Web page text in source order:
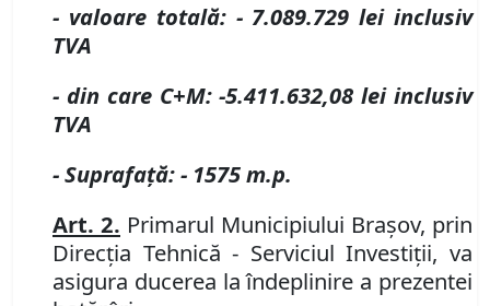
- valoare totală: - 7.089.729 lei inclusiv
TVA
- din care C+M: -5.411.632,08 lei inclusiv
TVA
-Suprafaţă:- 1575 m.p.
Art. 2. Primarul Municipiului Braşov, prin
Direcţia Tehnică - Serviciul Investiţii, va
asigura ducerea la îndeplinire a prezentei